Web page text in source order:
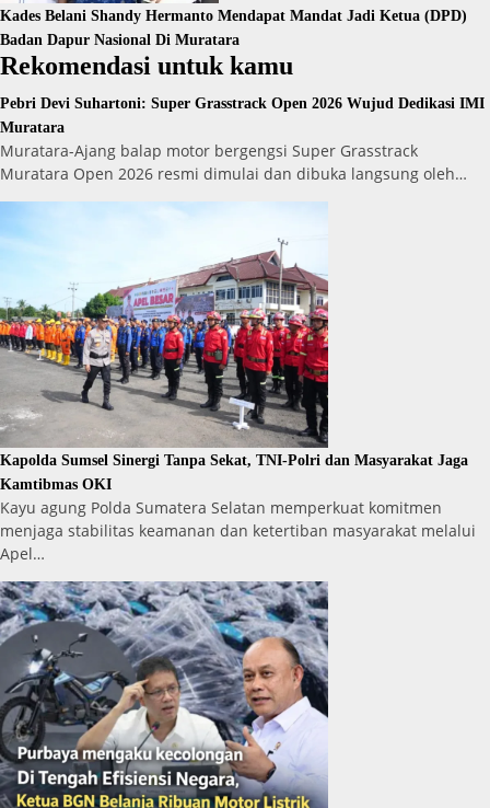
Kades Belani Shandy Hermanto Mendapat Mandat Jadi Ketua (DPD)
Badan Dapur Nasional Di Muratara
Rekomendasi untuk kamu
Pebri Devi Suhartoni: Super Grasstrack Open 2026 Wujud Dedikasi IMI
Muratara
Muratara-Ajang balap motor bergengsi Super Grasstrack
Muratara Open 2026 resmi dimulai dan dibuka langsung oleh…
Kapolda Sumsel Sinergi Tanpa Sekat, TNI-Polri dan Masyarakat Jaga
Kamtibmas OKI
Kayu agung Polda Sumatera Selatan memperkuat komitmen
menjaga stabilitas keamanan dan ketertiban masyarakat melalui
Apel…